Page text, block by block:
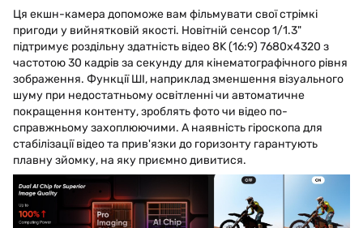
Ця екшн-камера допоможе вам фільмувати свої стрімкі
пригоди у вийнятковій якості. Новітній сенсор 1/1.3"
підтримує роздільну здатність відео 8K (16:9) 7680x4320 з
частотою 30 кадрів за секунду для кінематографічного рівня
зображення. Функції ШІ, наприклад зменшення візуального
шуму при недостатньому освітленні чи автоматичне
покращення контенту, зроблять фото чи відео по-
справжньому захоплюючими. А наявність гіроскопа для
стабілізації відео та прив'язки до горизонту гарантують
плавну зйомку, на яку приємно дивитися.